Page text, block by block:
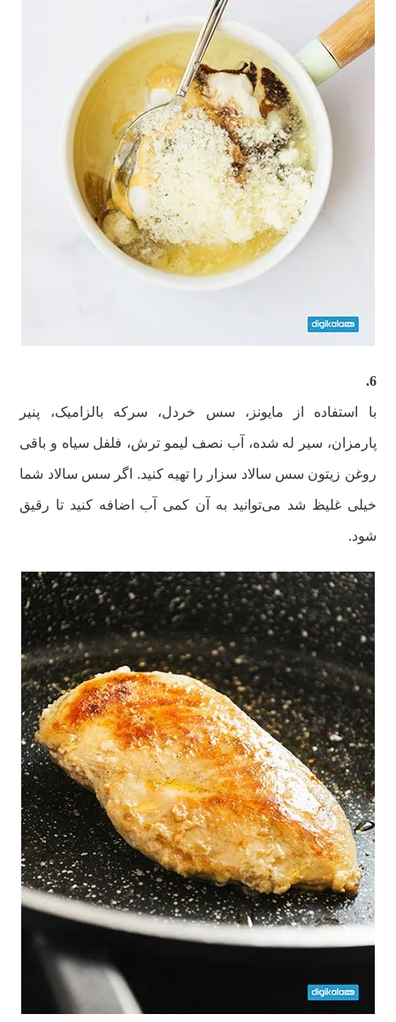
6.
با استفاده از مایونز، سس خردل، سرکه بالزامیک، پنیر
پارمزان، سیر له شده، آب نصف لیمو ترش، فلفل سیاه و باقی
روغن زیتون سس سالاد سزار را تهیه کنید. اگر سس سالاد شما
خیلی غلیظ شد می‌توانید به آن کمی آب اضافه کنید تا رقیق
شود.